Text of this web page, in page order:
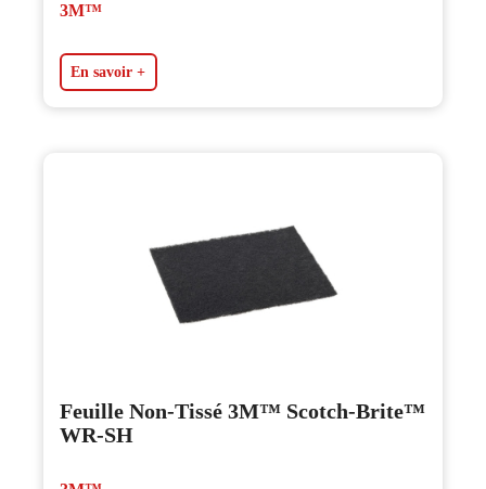
3M™
En savoir +
Feuille Non-Tissé 3M™ Scotch-Brite™
WR-SH